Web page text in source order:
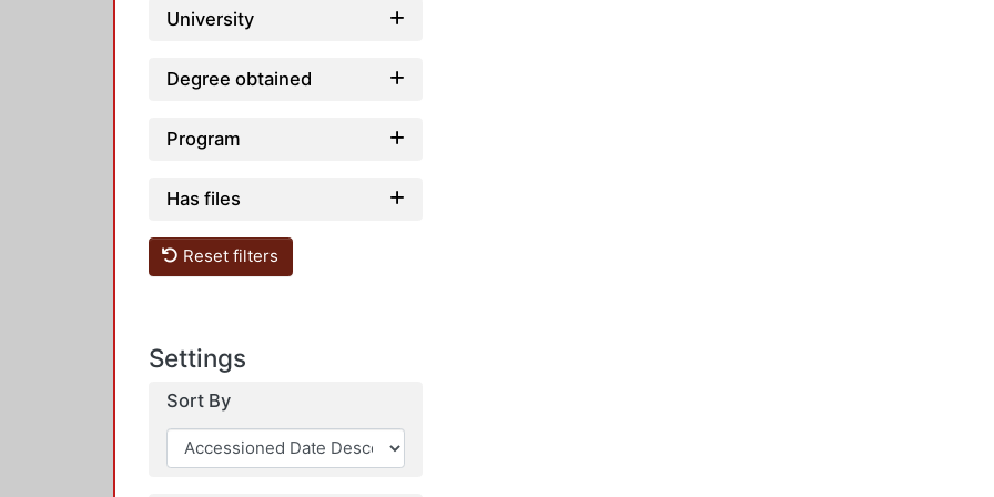
University
Degree obtained
Program
Has files
Reset filters
Settings
Sort By